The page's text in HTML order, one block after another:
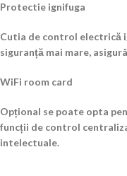
Protectie ignifuga
Cutia de control electrică
siguranță mai mare,
WiFi room card
Opțional se poate opta
funcții de control
intelectuale.